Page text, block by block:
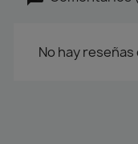
No hay